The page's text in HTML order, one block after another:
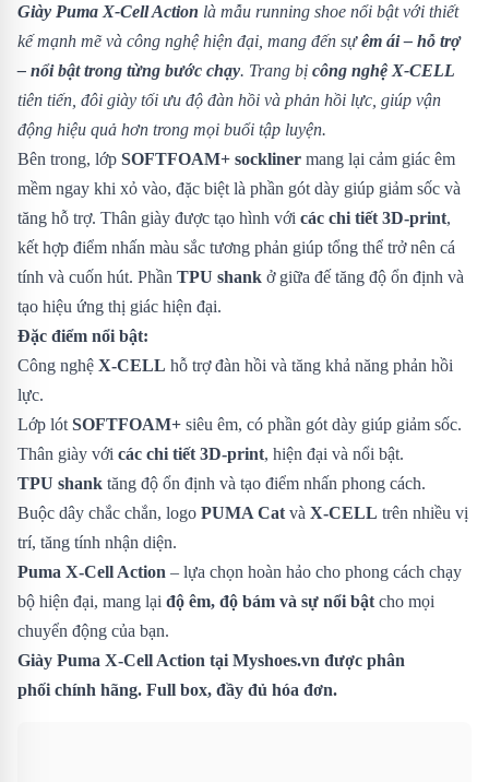
Giày Puma X-Cell Action là mẫu running shoe nổi bật với thiết
kế mạnh mẽ và công nghệ hiện đại, mang đến sựêm ái – hỗ trợ
– nổi bật trong từng bước chạy. Trang bị công nghệ X-CELL
tiên tiến, đôi giày tối ưu độ đàn hồi và phản hồi lực, giúp vận
động hiệu quả hơn trong mọi buổi tập luyện.
Bên trong, lớp SOFTFOAM+ sockliner mang lại cảm giác êm
mềm ngay khi xỏ vào, đặc biệt là phần gót dày giúp giảm sốc và
tăng hỗ trợ. Thân giày được tạo hình với các chi tiết 3D-print,
kết hợp điểm nhấn màu sắc tương phản giúp tổng thể trở nên cá
tính và cuốn hút. Phần TPU shank ở giữa đế tăng độ ổn định và
tạo hiệu ứng thị giác hiện đại.
Đặc điểm nổi bật:
Công nghệ X-CELL hỗ trợ đàn hồi và tăng khả năng phản hồi
lực.
Lớp lót SOFTFOAM+ siêu êm, có phần gót dày giúp giảm sốc.
Thân giày với các chi tiết 3D-print, hiện đại và nổi bật.
TPU shank tăng độ ổn định và tạo điểm nhấn phong cách.
Buộc dây chắc chắn, logo PUMA Cat và X-CELL trên nhiều vị
trí, tăng tính nhận diện.
Puma X-Cell Action – lựa chọn hoàn hảo cho phong cách chạy
bộ hiện đại, mang lại độ êm, độ bám và sự nổi bật cho mọi
chuyển động của bạn.
Giày Puma X-Cell Action tại Myshoes.vn được phân
phối chính hãng. Full box, đầy đủ hóa đơn.